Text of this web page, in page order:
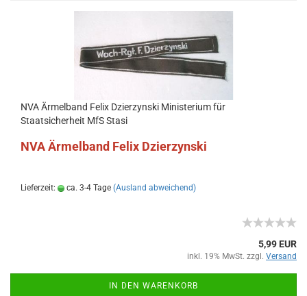
NVA Ärmelband Felix Dzierzynski Ministerium für
Staatsicherheit MfS Stasi
NVA Ärmelband Felix Dzierzynski
Lieferzeit: ca. 3-4 Tage (Ausland abweichend)
5,99 EUR
inkl. 19% MwSt. zzgl. Versand
IN DEN WARENKORB